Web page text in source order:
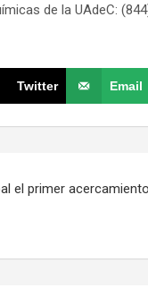
de la UAdeC:
Twitter Email
el primer